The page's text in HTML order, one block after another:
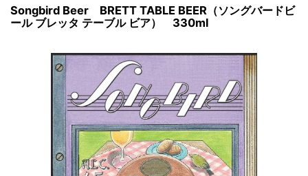
Songbird Beer BRETT TABLE BEER（ソングバードビ
ール ブレッタ テーブル ビア） 330ml